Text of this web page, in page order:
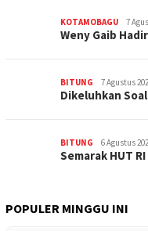
KOTAMOBAGU 7
Weny Gaib
BITUNG 7 Agustus
Dikeluhkan
BITUNG 6 Agustus
Semarak HUT
POPULER MINGGU INI